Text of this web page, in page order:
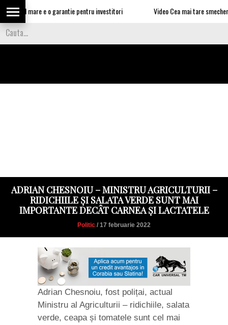
mare e o garantie pentru investitori Video Cea mai tare smecherie
ADRIAN CHESNOIU – MINISTRU AGRICULTURII –
RIDICHIILE ȘI SALATA VERDE SUNT MAI
IMPORTANTE DECÂT CARNEA ȘI LACTATELE
Politic / 17 februarie 2022
Adrian Chesnoiu, fost polițai, actual
Ministru al Agriculturii – ridichiile, salata
verde, ceapa și tomatele sunt cel mai